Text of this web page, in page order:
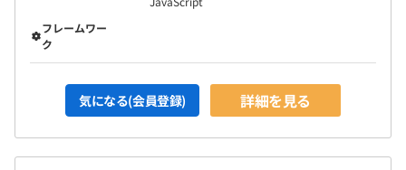
フレームワー
ク
気になる(会員登録) 詳細を見る